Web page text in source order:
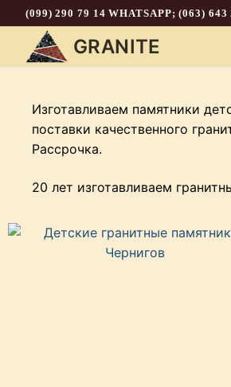
(099) 290 79 14 WHATSAPP; (063)
GRANITE
Изготавливаем памятники
поставки качественного
Рассрочка.
20 лет изготавливаем